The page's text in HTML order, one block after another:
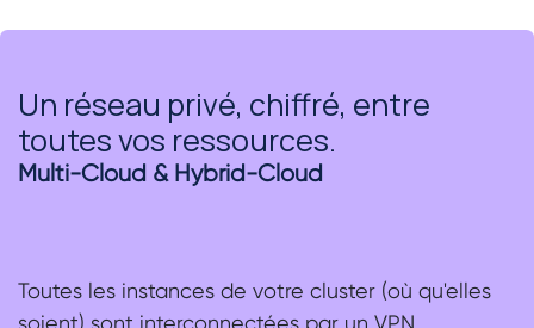
Un réseau privé, chiffré, entre
toutes vos ressources.
Multi-Cloud & Hybrid-Cloud
Toutes les instances de votre cluster (où qu'elles
soient) sont interconnectées par un VPN